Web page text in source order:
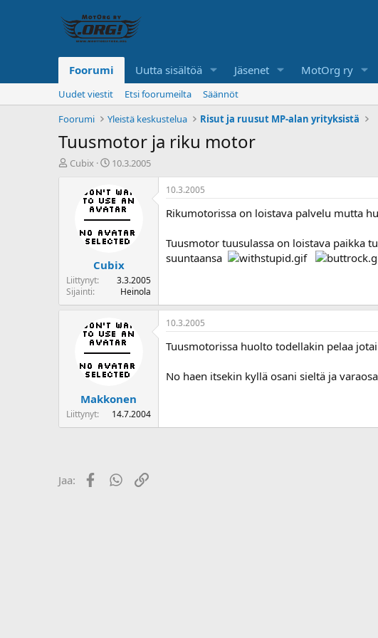
Foorumi Uutta sisältöä Jäsenet MotOrg ry
Uudet viestit Etsi foorumeilta
Säännöt
Foorumi
Yleistä keskustelua Risut ja ruusut MP-alan yrityksistä
Tuusmotor ja riku motor
K
u
n
a
Cubix
A
o
i
t
s
ä
ä
10.3.2005
Cubix
Liittynyt
3.3.2005
Sijainti
Heinola
10.3.2005
Rikumotorissa on loistava palvelu mutta
Tuusmotor tuusulassa on loistava paikka
suuntaansa
Makkonen
Liittynyt 14.7.2004
10.3.2005
Tuusmotorissa huolto todellakin pelaa
No haen itsekin kyllä osani sieltä ja
Jaa: FacebookWhatsApp
Linkki